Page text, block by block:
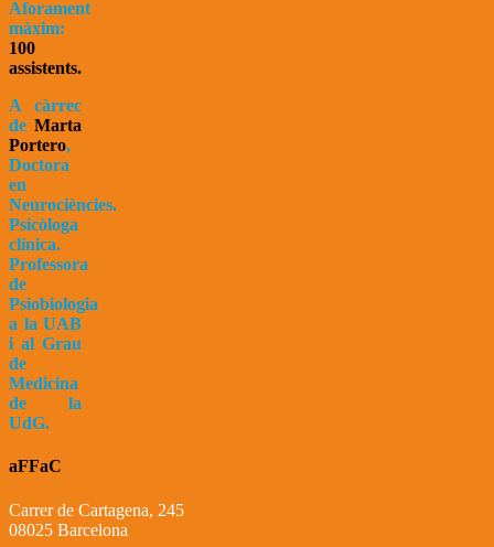
Aforament
màxim:
100
assistents.
A càrrec
deMarta
Portero,
Doctora
en
Neurociències.
Psicòloga
clínica.
Professora
de
Psiobiologia
a la UAB
i al Grau
de
Medicina
de la
UdG.
aFFaC
Carrer de Cartagena, 245
08025 Barcelona